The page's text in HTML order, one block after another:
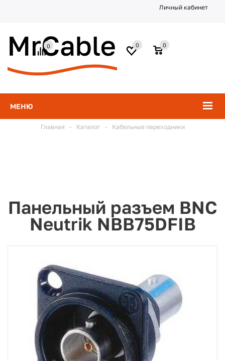
Личный кабинет
МЕНЮ
0
0
0
Главная - Каталог - Кабельные переходники
Панельный разъем BNC
Neutrik NBB75DFIB